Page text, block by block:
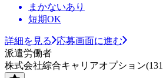
まかないあり
短期OK
詳細を見る
応募画面に進む
派遣労働者
株式会社綜合キャリアオプション